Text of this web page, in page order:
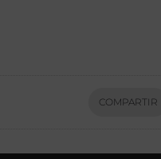
COMPARTIR